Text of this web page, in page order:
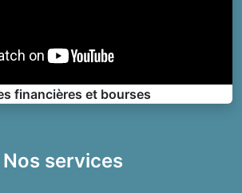
financières et bourses
Nos services